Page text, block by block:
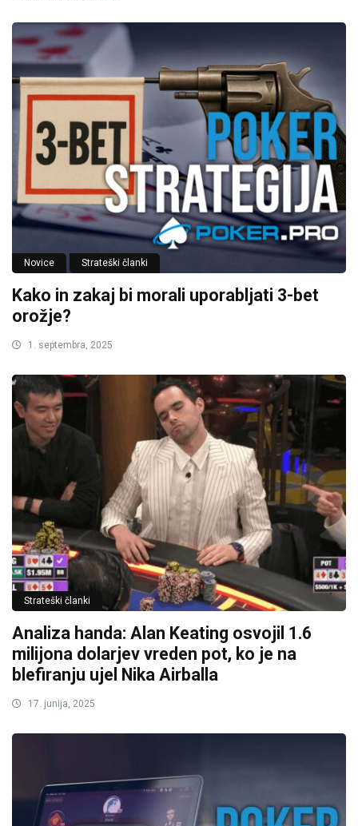
Novice Strateški članki
Kako in zakaj bi morali uporabljati 3-bet
orožje?
1. septembra, 2025
Strateški članki
Analiza handa: Alan Keating osvojil 1.6
milijona dolarjev vreden pot, ko je na
blefiranju ujel Nika Airballa
17. junija, 2025